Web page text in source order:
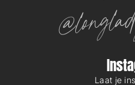
Laat je